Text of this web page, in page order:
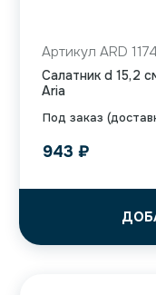
Под заказ
Артикул ARD
Салатник d 15,2
Aria
943 ₽